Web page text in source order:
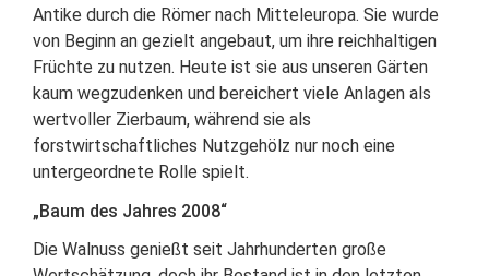
Antike durch die Römer nach Mitteleuropa. Sie wurde
von Beginn an gezielt angebaut, um ihre reichhaltigen
Früchte zu nutzen. Heute ist sie aus unseren Gärten
kaum wegzudenken und bereichert viele Anlagen als
wertvoller Zierbaum, während sie als
forstwirtschaftliches Nutzgehölz nur noch eine
untergeordnete Rolle spielt.
„Baum des Jahres 2008“
Die Walnuss genießt seit Jahrhunderten große